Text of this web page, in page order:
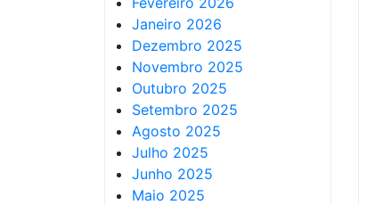
Janeiro 2026
Dezembro 2025
Novembro 2025
Outubro 2025
Setembro 2025
Agosto 2025
Julho 2025
Junho 2025
Maio 2025